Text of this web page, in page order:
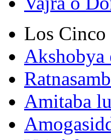
Los Cinco
Akshobya
Amitaba